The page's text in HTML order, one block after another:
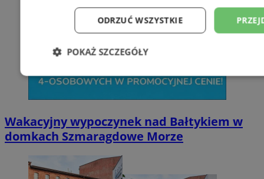
Wakacyjny wypoczynek nad Bałtykiem w
domkach Szmaragdowe Morze
ODRZUĆ WSZYSTKIE
POKAŻ SZCZEGÓŁY
Niezbędne Wydajność
Niesklasyfikowane